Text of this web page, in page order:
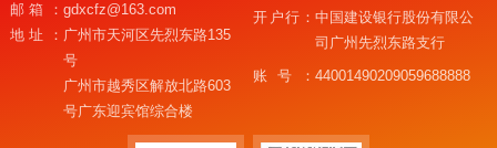
邮箱： gdxcfz@163.com
地址： 广州市天河区先烈东路135
号
广州市越秀区解放北路603
号广东迎宾馆综合楼
开户行：中国建设银行股份有限公
司广州先烈东路支行
账号：44001490209059688888